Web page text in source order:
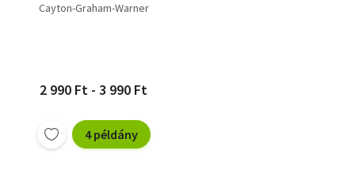
Cayton-Graham-Warner
2 990 Ft - 3 990 Ft
4 példány